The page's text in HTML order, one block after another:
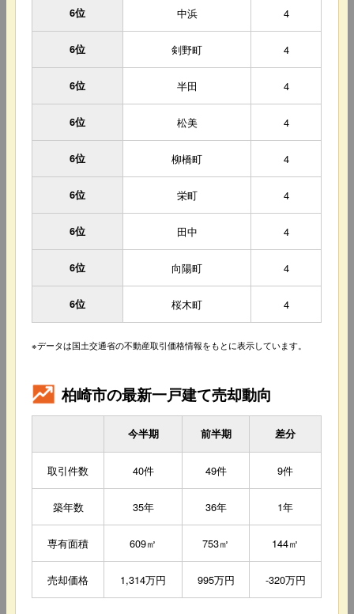
6位 中浜 4
6位 剣野町 4
6位 半田 4
6位 松美 4
6位 柳橋町 4
6位 栄町 4
6位 田中 4
6位 向陽町 4
6位 桜木町 4
※データは国土交通省の不動産取引価格情報をもとに表示しています。
柏崎市の最新一戸建て売却動向
今半期 前半期 差分
取引件数 40件 49件 9件
築年数 35年 36年 1年
専有面積 609㎡ 753㎡ 144㎡
売却価格 1,314万円 995万円 -320万円